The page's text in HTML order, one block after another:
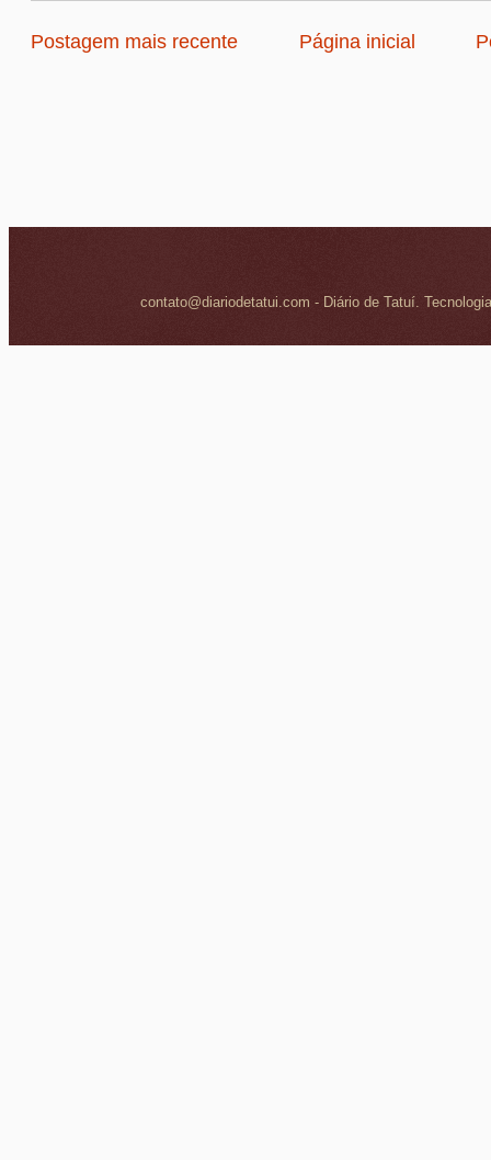
Postagem mais recente Página inicial
contato@diariodetatui.com - Diário de Tatuí.